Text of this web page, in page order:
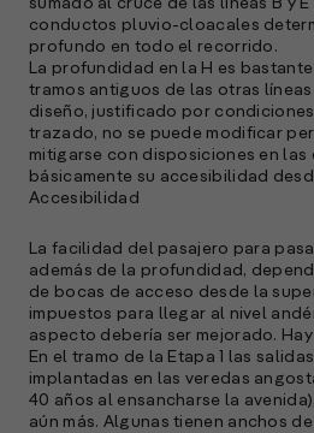
conductos pluvio-cloacales
profundo en todo el recorrido.
La profundidad en la H es
tramos antiguos de las otras
diseño, justificado por
trazado, no se puede modificar
mitigarse con disposiciones en las
básicamente su accesibilidad
Accesibilidad
La facilidad del pasajero para
además de la profundidad,
de bocas de acceso desde la
impuestos para llegar al nivel
aspecto debería ser mejorado.
En el tramo de la Etapa 1 las
implantadas en las veredas
40 años al ensancharse la
aún más. Algunas tienen anchos de